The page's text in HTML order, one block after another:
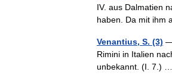
IV. aus Dalmatien
haben. Da mit
Venantius, S. (3) —
Rimini in Italien
unbekannt. (I. 7.)